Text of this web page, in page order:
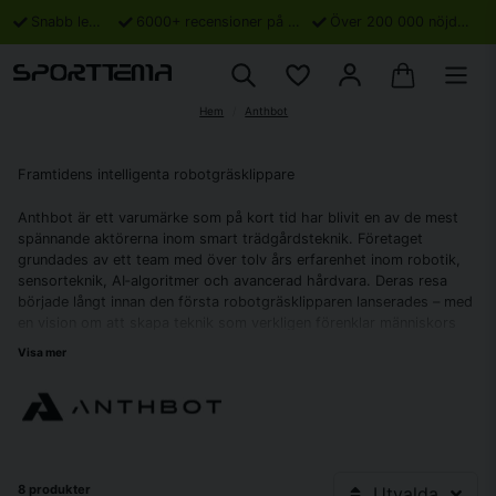
Snabb leverans 6000+ recensioner på Trustpilot Över 200 000 nöjda kunder
Hem Anthbot
Framtidens intelligenta robotgräsklippare
Anthbot är ett varumärke som på kort tid har blivit en av de mest
spännande aktörerna inom smart trädgårdsteknik. Företaget
grundades av ett team med över tolv års erfarenhet inom robotik,
sensorteknik, AI‑algoritmer och avancerad hårdvara. Deras resa
började långt innan den första robotgräsklipparen lanserades – med
vardag. I dag är Anthbot ett globalt varumärke med kontor i tex
utveckla sensorer och intelligenta system för robotar inom flera
Visa mer
8 produkter